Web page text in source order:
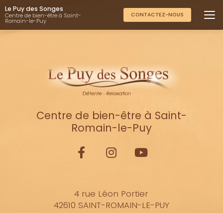
Aller
au
contenu
principal
Le Puy des Songes
Centre de bien-être à Saint-
Romain-le-Puy
CONTACTEZ-NOUS
Centre de bien-être à Saint-
Romain-le-Puy
4 rue Léon Portier
42610 SAINT-ROMAIN-LE-PUY